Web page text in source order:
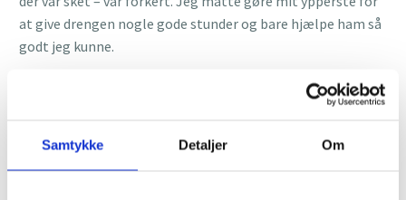
Samtykke Detaljer Om
at give drengen nogle gode stunder og bare hjælpe ham så
godt jeg kunne.
VEJEN TIL DET SELVSTÆNDIGE LIV
beskæftigede sig med personsikkerhed og andre med et
teknisk formål. Jeg fortsatte dog i sporet som